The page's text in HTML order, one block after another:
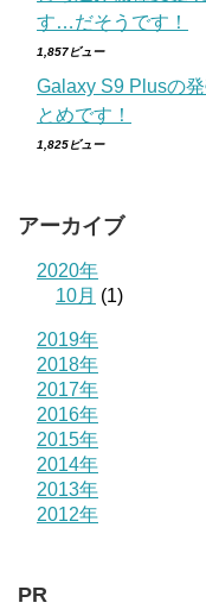
す…だそうです！
1,857ビュー
Galaxy S9 Plusの
とめです！
1,825ビュー
アーカイブ
2020年
10月 (1)
2019年
2018年
2017年
2016年
2015年
2014年
2013年
2012年
PR